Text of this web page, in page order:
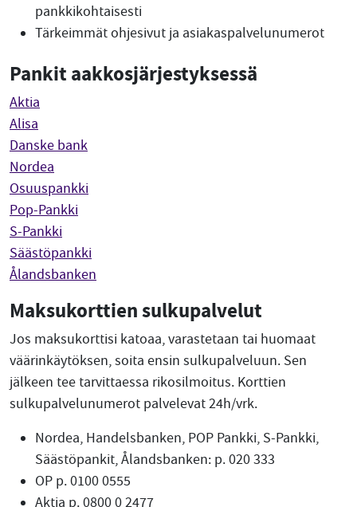
pankkikohtaisesti
Tärkeimmät ohjesivut ja asiakaspalvelunumerot
Pankit aakkosjärjestyksessä
Aktia
Alisa
Danske bank
Nordea
Osuuspankki
Pop-Pankki
S-Pankki
Säästöpankki
Ålandsbanken
Maksukorttien sulkupalvelut
Jos maksukorttisi katoaa, varastetaan tai huomaat
väärinkäytöksen, soita ensin sulkupalveluun. Sen
jälkeen tee tarvittaessa rikosilmoitus. Korttien
sulkupalvelunumerot palvelevat 24h/vrk.
Nordea, Handelsbanken, POP Pankki, S-Pankki,
Säästöpankit, Ålandsbanken: p. 020 333
OP p. 0100 0555
Aktia p. 0800 0 2477